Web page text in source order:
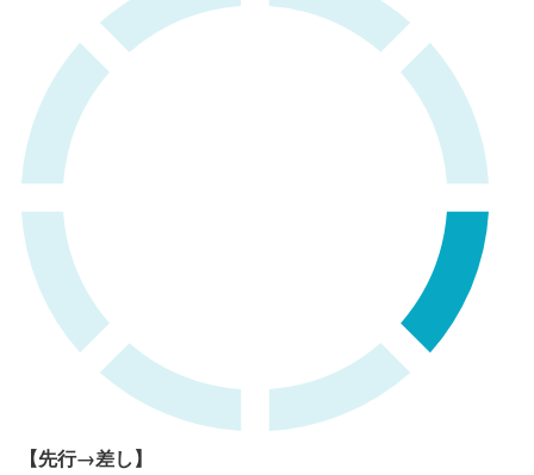
【先行→差し】